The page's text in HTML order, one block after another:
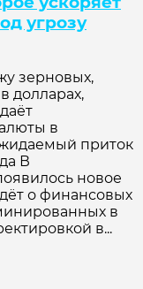
угрозу
зерновых,
долларах,
в
приток
В
новое
о финансовых
в
в...